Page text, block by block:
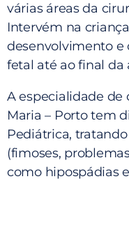
várias áreas da
Intervém na
desenvolvimento e
fetal até ao final da
A especialidade de
Maria – Porto tem
Pediátrica,
(fimoses,
como hipospádias